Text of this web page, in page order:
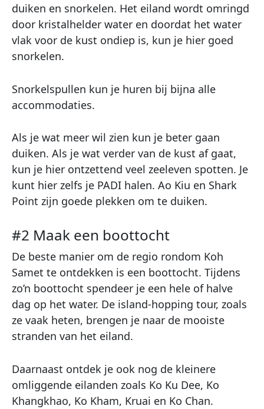
duiken en snorkelen. Het eiland wordt omringd
door kristalhelder water en doordat het water
vlak voor de kust ondiep is, kun je hier goed
snorkelen.
Snorkelspullen kun je huren bij bijna alle
accommodaties.
Als je wat meer wil zien kun je beter gaan
duiken. Als je wat verder van de kust af gaat,
kun je hier ontzettend veel zeeleven spotten. Je
kunt hier zelfs je PADI halen. Ao Kiu en Shark
Point zijn goede plekken om te duiken.
#2 Maak een boottocht
De beste manier om de regio rondom Koh
Samet te ontdekken is een boottocht. Tijdens
zo’n boottocht spendeer je een hele of halve
dag op het water. De island-hopping tour, zoals
ze vaak heten, brengen je naar de mooiste
stranden van het eiland.
Daarnaast ontdek je ook nog de kleinere
omliggende eilanden zoals Ko Ku Dee, Ko
Khangkhao, Ko Kham, Kruai en Ko Chan.